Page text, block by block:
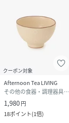
クーポン対象
Afternoon Tea LIVING
その他の食器・調理器具・キッチン用品
1,980円
18ポイント(1倍)